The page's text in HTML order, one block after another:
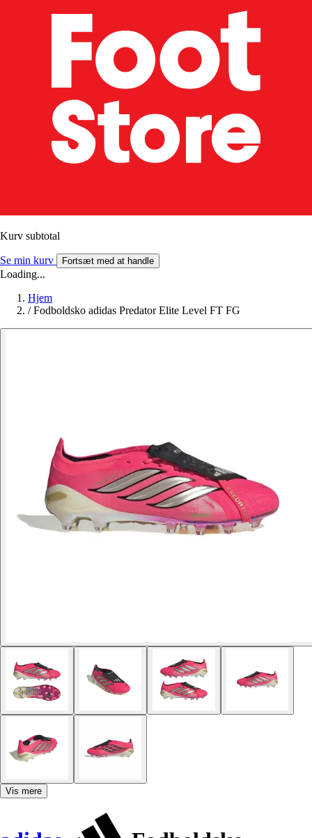
Kurv subtotal
Se min kurv Fortsæt med at handle
Loading...
Hjem
/ Fodboldsko adidas Predator Elite Level FT FG
Vis mere